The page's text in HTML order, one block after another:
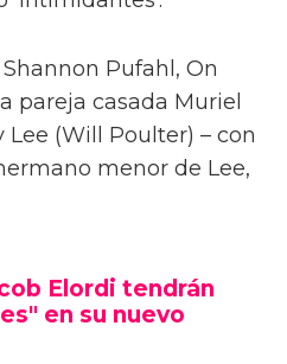
Pufahl, On
pareja casada Muriel
Lee (Will Poulter) – con
menor de Lee,
Elordi tendrán
en su nuevo